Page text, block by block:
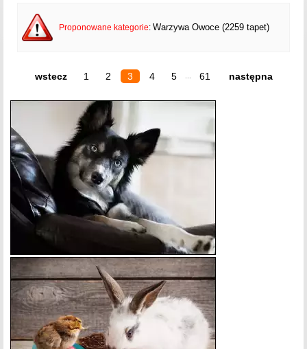
Proponowane kategorie: Warzywa Owoce (2259 tapet)
wstecz 1 2 3 4 5 61 następna